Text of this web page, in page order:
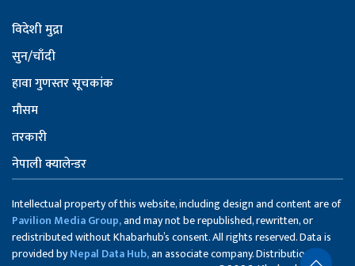
विदेशी मुद्रा
सुन/चाँदी
हावा गुणस्तर सूचकांक
मौसम
तरकारी
नेपाली क्यालेन्डर
Intellectual property of this website, including design and content are of
Pavilion Media Group,and may not be republished, rewritten, or
redistributed without Khabarhub’s consent. All rights reserved. Data is
provided byNepal Data Hub,an associate company. Distribution of